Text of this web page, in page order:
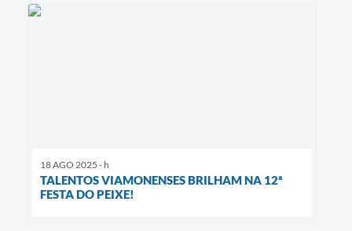
18 AGO 2025 - h
TALENTOS VIAMONENSES BRILHAM NA 12ª
FESTA DO PEIXE!